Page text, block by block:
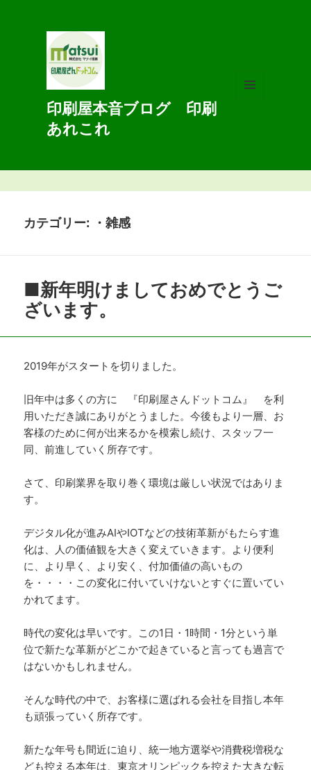
印刷屋本音ブログ 印刷
あれこれ
カテゴリー: ・雑感
■新年明けましておめでとうご
ざいます。
2019年がスタートを切りました。
旧年中は多くの方に 『印刷屋さんドットコム』 を利
用いただき誠にありがとうました。今後もより一層、お
客様のために何が出来るかを模索し続け、スタッフ一
同、前進していく所存です。
さて、印刷業界を取り巻く環境は厳しい状況ではありま
す。
デジタル化が進みAIやIOTなどの技術革新がもたらす進
化は、人の価値観を大きく変えていきます。より便利
に、より早く、より安く、付加価値の高いもの
を・・・・この変化に付いていけないとすぐに置いてい
かれてます。
時代の変化は早いです。この1日・1時間・1分という単
位で新たな革新がどこかで起きていると言っても過言で
はないかもしれません。
そんな時代の中で、お客様に選ばれる会社を目指し本年
も頑張っていく所存です。
新たな年号も間近に迫り、統一地方選挙や消費税増税な
ども控える本年は、東京オリンピックを控えた大きな転